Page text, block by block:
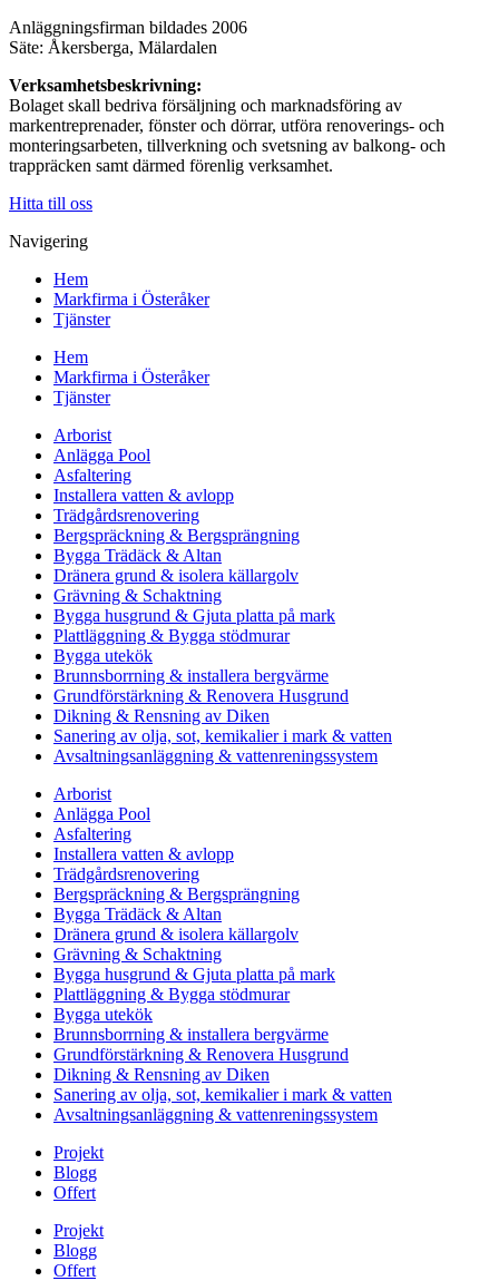
Anläggningsfirman bildades 2006
Säte: Åkersberga, Mälardalen
Verksamhetsbeskrivning:
Bolaget skall bedriva försäljning och marknadsföring av
markentreprenader, fönster och dörrar, utföra renoverings- och
monteringsarbeten, tillverkning och svetsning av balkong- och
trappräcken samt därmed förenlig verksamhet.
Hitta till oss
Navigering
Hem
Markfirma i Österåker
Tjänster
Hem
Markfirma i Österåker
Tjänster
Arborist
Anlägga Pool
Asfaltering
Installera vatten & avlopp
Trädgårdsrenovering
Bergspräckning & Bergsprängning
Bygga Trädäck & Altan
Dränera grund & isolera källargolv
Grävning & Schaktning
Bygga husgrund & Gjuta platta på mark
Plattläggning & Bygga stödmurar
Bygga utekök
Brunnsborrning & installera bergvärme
Grundförstärkning & Renovera Husgrund
Dikning & Rensning av Diken
Sanering av olja, sot, kemikalier i mark & vatten
Avsaltningsanläggning & vattenreningssystem
Arborist
Anlägga Pool
Asfaltering
Installera vatten & avlopp
Trädgårdsrenovering
Bergspräckning & Bergsprängning
Bygga Trädäck & Altan
Dränera grund & isolera källargolv
Grävning & Schaktning
Bygga husgrund & Gjuta platta på mark
Plattläggning & Bygga stödmurar
Bygga utekök
Brunnsborrning & installera bergvärme
Grundförstärkning & Renovera Husgrund
Dikning & Rensning av Diken
Sanering av olja, sot, kemikalier i mark & vatten
Avsaltningsanläggning & vattenreningssystem
Projekt
Blogg
Offert
Projekt
Blogg
Offert